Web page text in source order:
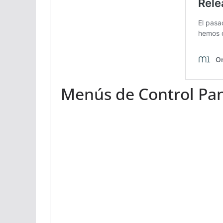
Menús de Control